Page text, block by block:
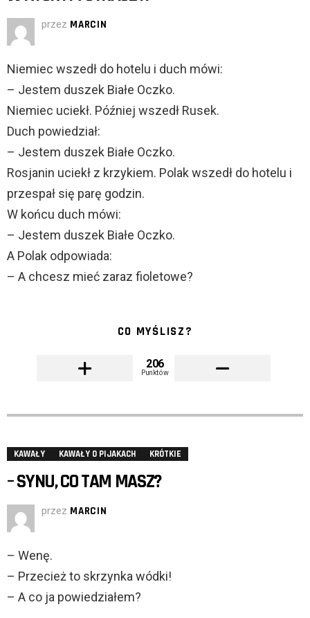
przez MARCIN
Niemiec wszedł do hotelu i duch mówi:
– Jestem duszek Białe Oczko.
Niemiec uciekł. Później wszedł Rusek.
Duch powiedział:
– Jestem duszek Białe Oczko.
Rosjanin uciekł z krzykiem. Polak wszedł do hotelu i
przespał się parę godzin.
W końcu duch mówi:
– Jestem duszek Białe Oczko.
A Polak odpowiada:
– A chcesz mieć zaraz fioletowe?
CO MYŚLISZ?
206
Punktów
KAWAŁY KAWAŁY O PIJAKACH KRÓTKIE
– SYNU, CO TAM MASZ?
przez MARCIN
– Wenę.
– Przecież to skrzynka wódki!
– A co ja powiedziałem?